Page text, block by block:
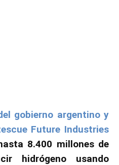
gobierno argentino y
Future Industries
8.400 millones de
hidrógeno usando